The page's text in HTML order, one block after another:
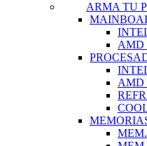
ARMA TU
AMD
AMD